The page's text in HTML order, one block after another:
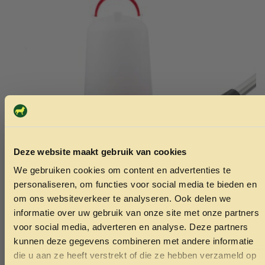
Deze website maakt gebruik van cookies
We gebruiken cookies om content en advertenties te
personaliseren, om functies voor social media te bieden en
om ons websiteverkeer te analyseren. Ook delen we
informatie over uw gebruik van onze site met onze partners
voor social media, adverteren en analyse. Deze partners
kunnen deze gegevens combineren met andere informatie
die u aan ze heeft verstrekt of die ze hebben verzameld op
Drinkbak met pootjes 10 liter
Toevoegen aan winkelwagen
29.95
ONTVANG 5% KORTING OP
JE EERSTE BESTELLING!